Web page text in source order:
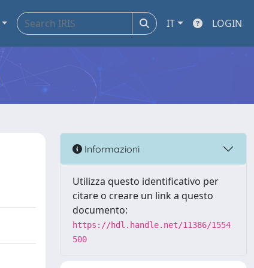
IT LOGIN
Informazioni
Utilizza questo identificativo per
citare o creare un link a questo
documento:
https://hdl.handle.net/11386/1554
500